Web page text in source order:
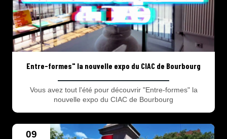
Entre-formes" la nouvelle expo du CIAC de Bourbourg
Vous avez tout l'été pour découvrir "Entre-formes" la
nouvelle expo du CIAC de Bourbourg
09